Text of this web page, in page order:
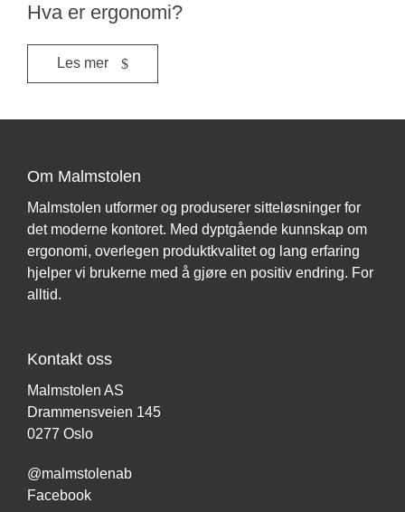
Hva er ergonomi?
Les mer
Om Malmstolen
Malmstolen utformer og produserer sitteløsninger for
det moderne kontoret. Med dyptgående kunnskap om
ergonomi, overlegen produktkvalitet og lang erfaring
hjelper vi brukerne med å gjøre en positiv endring. For
alltid.
Kontakt oss
Malmstolen AS
Drammensveien 145
0277 Oslo
@malmstolenab
Facebook